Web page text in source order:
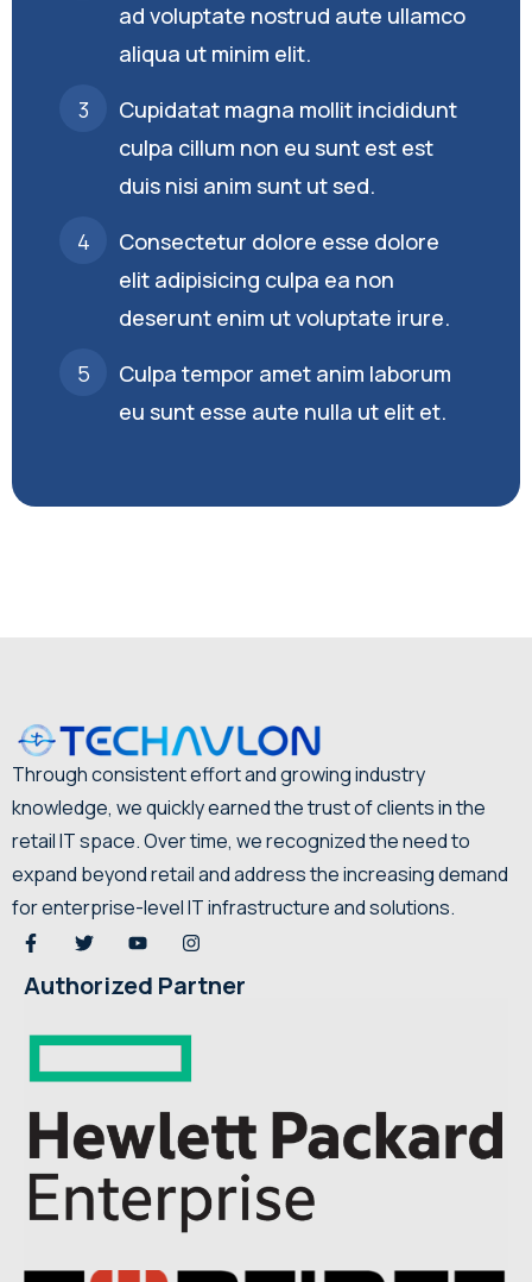
ad voluptate nostrud aute ullamco
aliqua ut minim elit.
Cupidatat magna mollit incididunt
culpa cillum non eu sunt est est
duis nisi anim sunt ut sed.
Consectetur dolore esse dolore
elit adipisicing culpa ea non
deserunt enim ut voluptate irure.
Culpa tempor amet anim laborum
eu sunt esse aute nulla ut elit et.
Through consistent effort and growing industry
knowledge, we quickly earned the trust of clients in the
retail IT space. Over time, we recognized the need to
expand beyond retail and address the increasing demand
for enterprise-level IT infrastructure and solutions.
Authorized Partner